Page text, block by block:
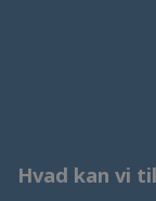
Hvad kan vi